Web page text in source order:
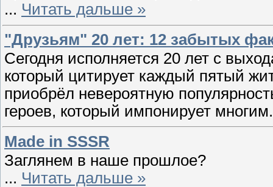
... Читать дальше »
"Друзьям" 20 лет: 12 забытых
Сегодня исполняется 20 лет с
который цитирует каждый пятый
приобрёл невероятную
героев, который импонирует
Made in SSSR
Заглянем в наше прошлое?
... Читать дальше »